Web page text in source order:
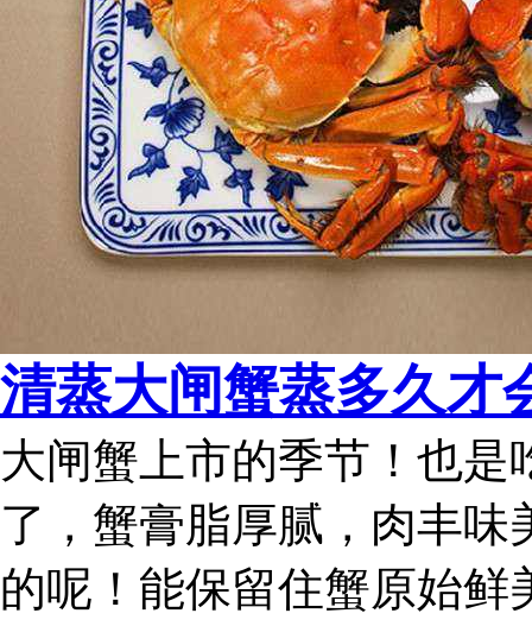
清蒸大闸蟹蒸多久才
大闸蟹上市的季节！也
了，蟹膏脂厚腻，肉丰
的呢！能保留住蟹原始